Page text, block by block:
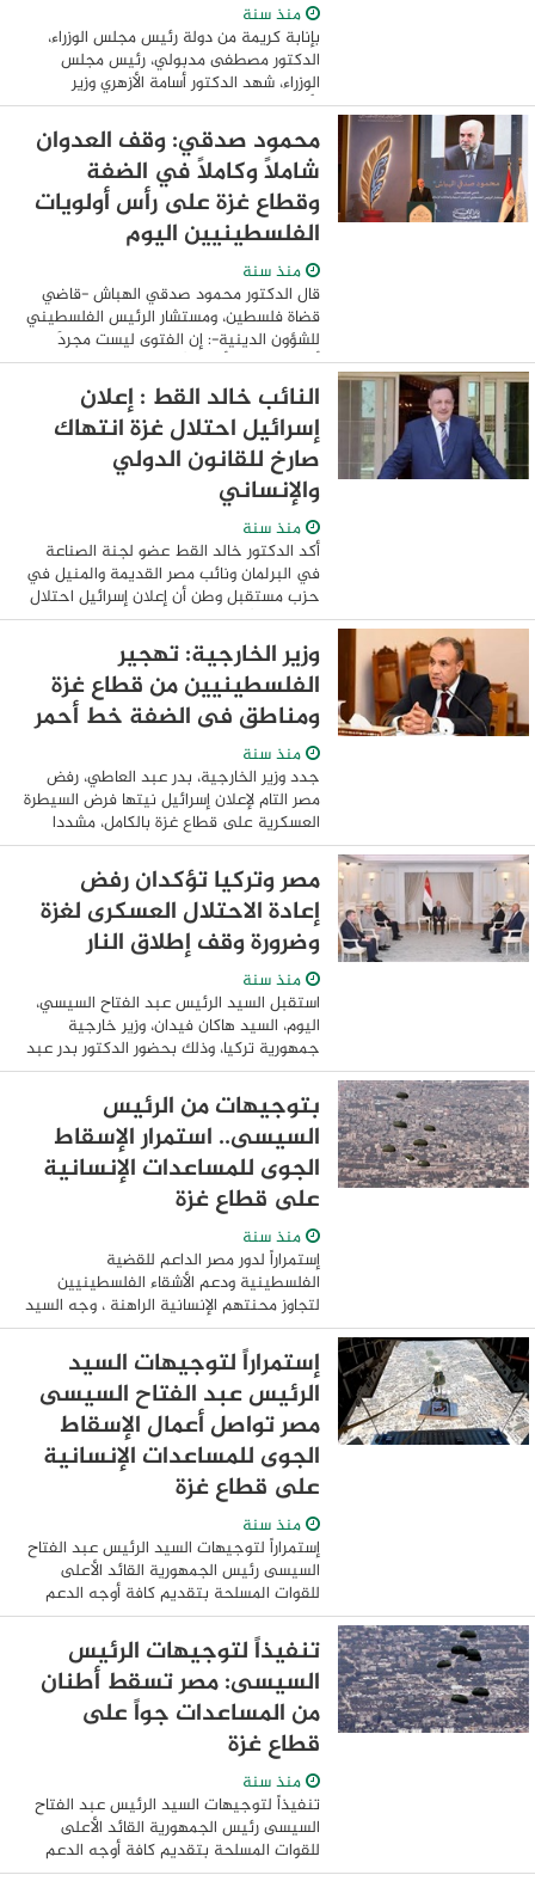
منذ سنة
بإنابة كريمة من دولة رئيس مجلس الوزراء،
الدكتور مصطفى مدبولي، رئيس مجلس
الوزراء، شهد الدكتور أسامة الأزهري وزير
الأوقاف فعاليات الجلسة الافتتاحية للمؤتمر
العالمي العاشر للإفتاء، الذي تنظمه دار ...
محمود صدقي: وقف العدوان
شاملًا وكاملًا في الضفة
وقطاع غزة على رأس أولويات
الفلسطينيين اليوم
منذ سنة
قال الدكتور محمود صدقي الهباش -قاضي
قضاة فلسطين، ومستشار الرئيس الفلسطيني
للشؤون الدينية-: إن الفتوى ليست مجردَ
أحكام شرعية أو إخبارًا عن دليلٍ فقهي، لكنها
قبل كل شيءٍ موقفٌ يغيِّر الواقع ويوقد ...
النائب خالد القط : إعلان
إسرائيل احتلال غزة انتهاك
صارخ للقانون الدولي
والإنساني
منذ سنة
أكد الدكتور خالد القط عضو لجنة الصناعة
في البرلمان ونائب مصر القديمة والمنيل في
حزب مستقبل وطن أن إعلان إسرائيل احتلال
غزة عسكريًا يمثل محاولة لترسيخ احتلال غير
قانوني وانتهاكًا صارخًا للقانون ...
وزير الخارجية: تهجير
الفلسطينيين من قطاع غزة
ومناطق فى الضفة خط أحمر
منذ سنة
جدد وزير الخارجية، بدر عبد العاطي، رفض
مصر التام لإعلان إسرائيل نيتها فرض السيطرة
العسكرية على قطاع غزة بالكامل، مشددا
على إسرائيل بوصفها الدولة القائمة
بالاحتلال مسئولية السماح بدخول
المساعدات ...
مصر وتركيا تؤكدان رفض
إعادة الاحتلال العسكرى لغزة
وضرورة وقف إطلاق النار
منذ سنة
استقبل السيد الرئيس عبد الفتاح السيسي،
اليوم، السيد هاكان فيدان، وزير خارجية
جمهورية تركيا، وذلك بحضور الدكتور بدر عبد
العاطي، وزير الخارجية والهجرة وشؤون
المصريين في الخارج. وصرح السفير محمد ...
بتوجيهات من الرئيس
السيسى.. استمرار الإسقاط
الجوى للمساعدات الإنسانية
على قطاع غزة
منذ سنة
إستمراراً لدور مصر الداعم للقضية
الفلسطينية ودعم الأشقاء الفلسطينيين
لتجاوز محنتهم الإنسانية الراهنة ، وجه السيد
الرئيس عبد الفتاح السيسى رئيس
الجمهورية القائد الأعلى للقوات المسلحة
بمواصلة الجهود ...
إستمراراً لتوجيهات السيد
الرئيس عبد الفتاح السيسى
مصر تواصل أعمال الإسقاط
الجوى للمساعدات الإنسانية
على قطاع غزة
منذ سنة
إستمراراً لتوجيهات السيد الرئيس عبد الفتاح
السيسى رئيس الجمهورية القائد الأعلى
للقوات المسلحة بتقديم كافة أوجه الدعم
للأشقاء الفلسطينيين ، وفى ضوء الدور
المصرى لمساندة سكان قطاع غزة ومحاولة بث
الأمل ...
تنفيذاً لتوجيهات الرئيس
السيسى: مصر تسقط أطنان
من المساعدات جواً على
قطاع غزة
منذ سنة
تنفيذاً لتوجيهات السيد الرئيس عبد الفتاح
السيسى رئيس الجمهورية القائد الأعلى
للقوات المسلحة بتقديم كافة أوجه الدعم
للأشقاء الفلسطينيين لتجاوز محنتهم الراهنة